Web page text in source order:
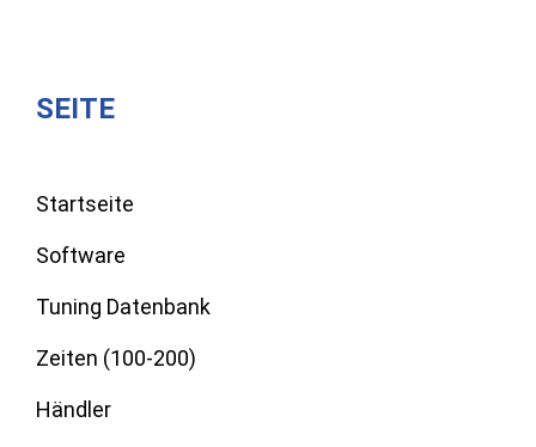
SEITE
Startseite
Software
Tuning Datenbank
Zeiten (100-200)
Händler